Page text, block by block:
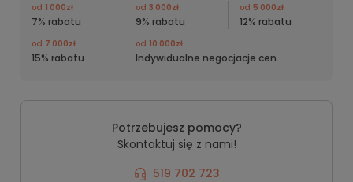
od 1 000zł
7% rabatu
od 3 000zł
9% rabatu
od 5 000zł
12% rabatu
od 7 000zł
15% rabatu
od 10 000zł
Indywidualne negocjacje cen
Potrzebujesz pomocy?
Skontaktuj się z nami!
519 702 723